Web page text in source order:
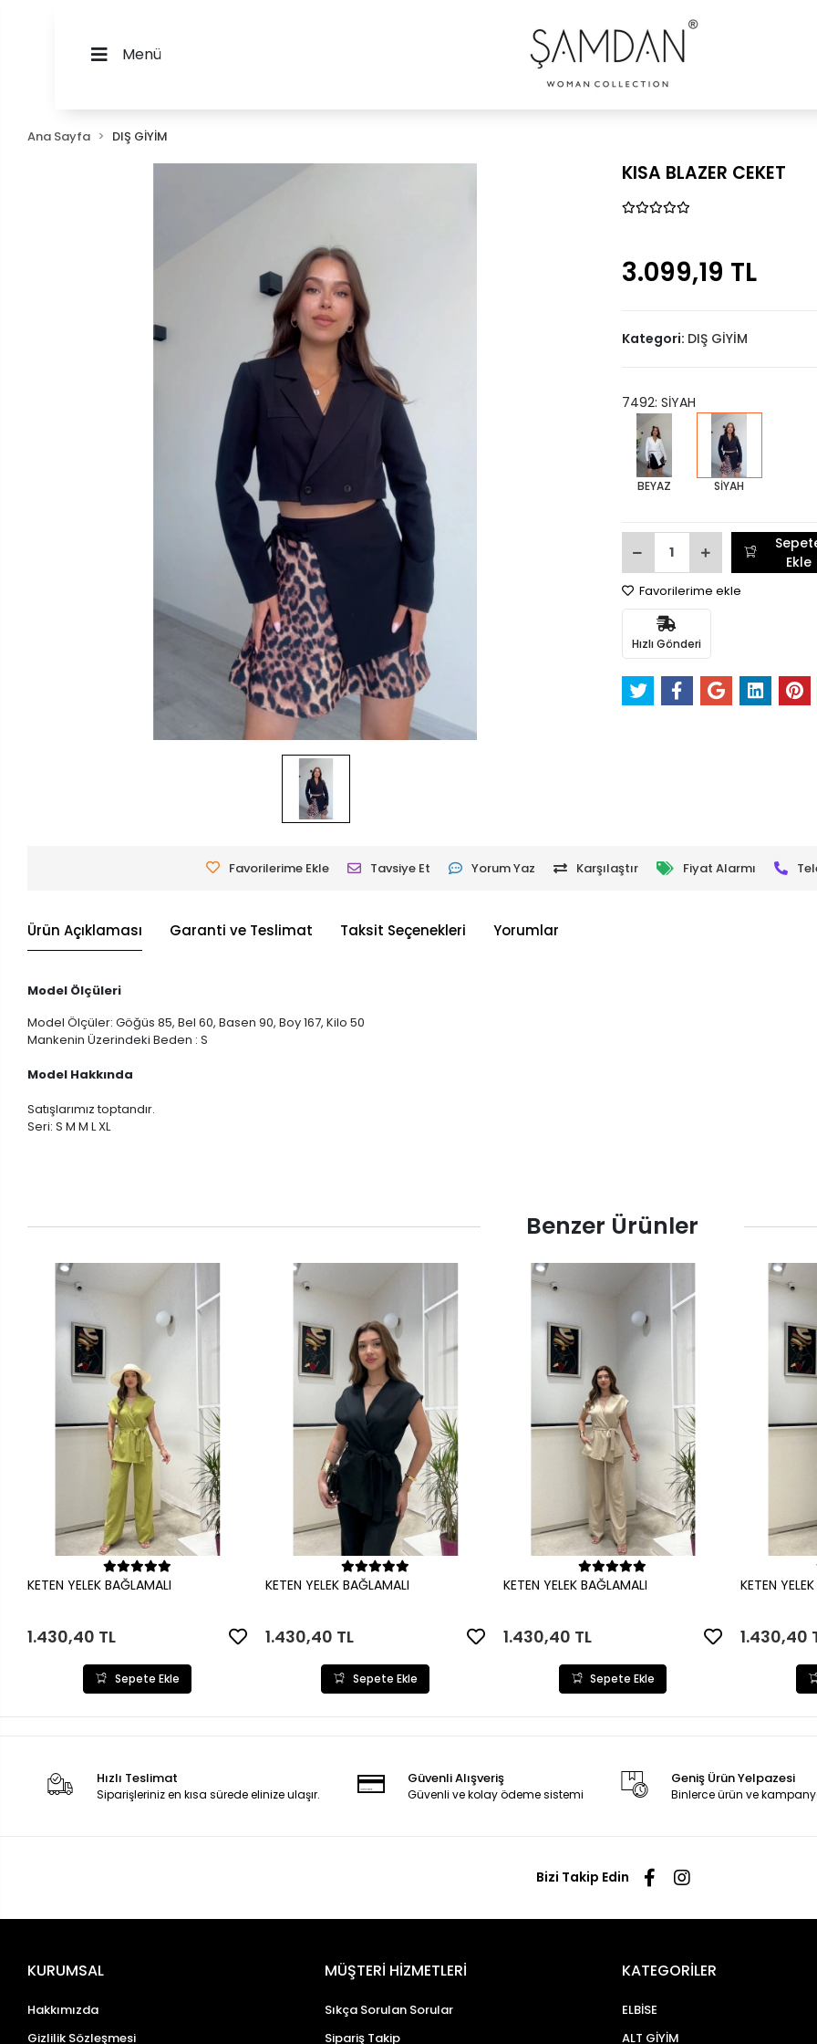
Menü
Ana Sayfa DIŞ GİYİM
KISA BLAZER CEKET
3.099,19 TL
Kategori: DIŞ GİYİM
7492: SİYAH
BEYAZ SİYAH
Ekle
Favorilerime ekle
Hızlı Gönderi
Favorilerime Ekle Tavsiye Et Yorum Yaz Karşılaştır Fiyat Alarmı
Ürün Açıklaması Garanti ve Teslimat Taksit Seçenekleri Yorumlar
Model Ölçüleri
Model Ölçüler: Göğüs 85, Bel 60, Basen 90, Boy 167, Kilo 50
Mankenin Üzerindeki Beden : S
Model Hakkında
Satışlarımız toptandır.
Seri: S M M L XL
Benzer Ürünler
Sepete Ekle
KETEN YELEK BAĞLAMALI
1.430,40 TL
Sepete Ekle
Sepete Ekle
KETEN YELEK BAĞLAMALI
1.430,40 TL
Sepete Ekle
Sepete Ekle
KETEN YELEK BAĞLAMALI
1.430,40 TL
Sepete Ekle
KETEN
1.430,40
Hızlı Teslimat
Siparişleriniz en kısa sürede elinize ulaşır.
Güvenli Alışveriş
Güvenli ve kolay ödeme sistemi
Geniş Ürün Yelpazesi
Binlerce ürün ve
Bizi Takip Edin
KURUMSAL
Hakkımızda
Gizlilik Sözleşmesi
MÜŞTERİ HİZMETLERİ
Sıkça Sorulan Sorular
Sipariş Takip
KATEGORİLER
ELBİSE
ALT GİYİM